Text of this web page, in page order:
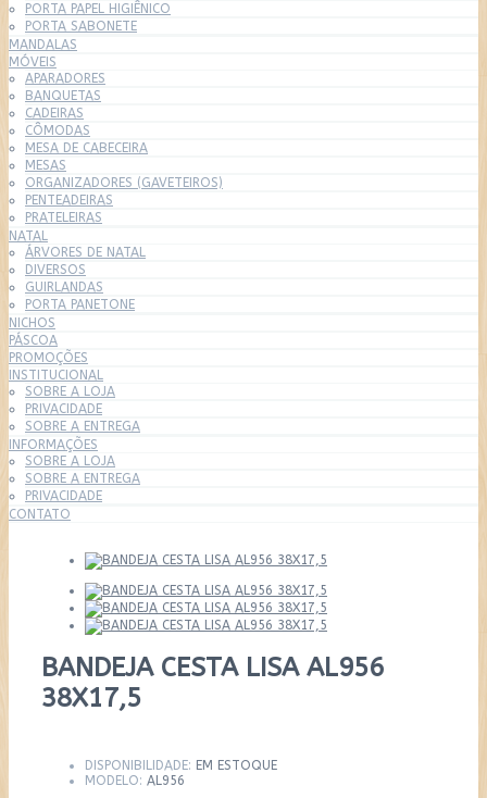
PORTA PAPEL HIGIÊNICO
PORTA SABONETE
MANDALAS
MÓVEIS
APARADORES
BANQUETAS
CADEIRAS
CÔMODAS
MESA DE CABECEIRA
MESAS
ORGANIZADORES (GAVETEIROS)
PENTEADEIRAS
PRATELEIRAS
NATAL
ÁRVORES DE NATAL
DIVERSOS
GUIRLANDAS
PORTA PANETONE
NICHOS
PÁSCOA
PROMOÇÕES
INSTITUCIONAL
SOBRE A LOJA
PRIVACIDADE
SOBRE A ENTREGA
INFORMAÇÕES
SOBRE A LOJA
SOBRE A ENTREGA
PRIVACIDADE
CONTATO
BANDEJA CESTA LISA AL956
38X17,5
DISPONIBILIDADE: EM ESTOQUE
MODELO: AL956